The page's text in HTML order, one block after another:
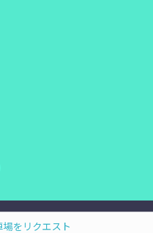
をリクエスト
Reserved.